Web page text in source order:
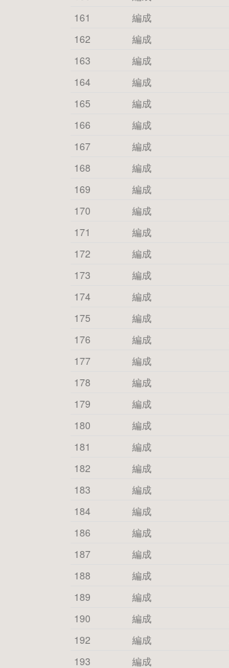
161
編成
162
編成
163
編成
164
編成
165
編成
166
編成
167
編成
168
編成
169
編成
170
編成
171
編成
172
編成
173
編成
174
編成
175
編成
176
編成
177
編成
178
編成
179
編成
180
編成
181
編成
182
編成
183
編成
184
編成
186
編成
187
編成
188
編成
189
編成
190
編成
192
編成
193
編成